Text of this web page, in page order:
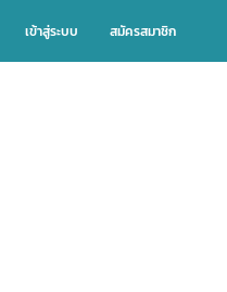
เข้าสู่ระบบ สมัครสมาชิก